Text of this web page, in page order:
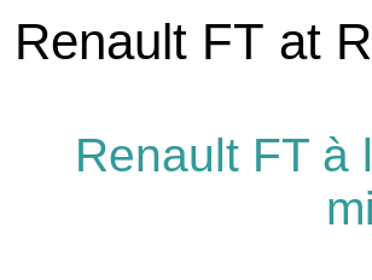
Renault FT at
Renault FT à